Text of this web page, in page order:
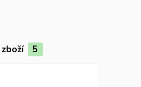
5